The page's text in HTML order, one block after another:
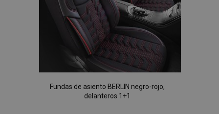
Fundas de asiento BERLIN negro-rojo,
delanteros 1+1